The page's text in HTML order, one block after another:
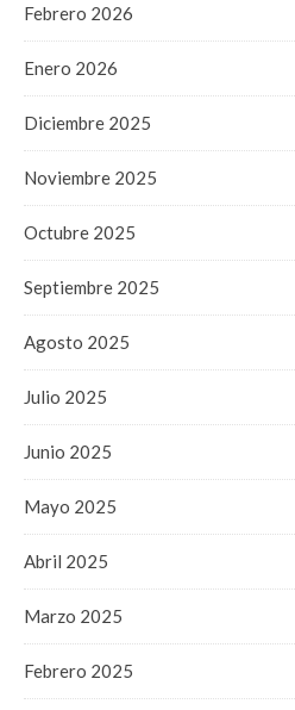
Febrero 2026
Enero 2026
Diciembre 2025
Noviembre 2025
Octubre 2025
Septiembre 2025
Agosto 2025
Julio 2025
Junio 2025
Mayo 2025
Abril 2025
Marzo 2025
Febrero 2025